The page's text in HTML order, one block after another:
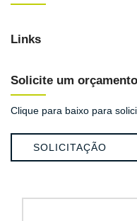
Links
Solicite um orçamento
Clique para baixo para
SOLICITAÇÃO